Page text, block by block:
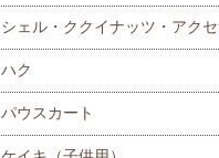
シェル・ククイナッツ・アク
ハク
パウスカート